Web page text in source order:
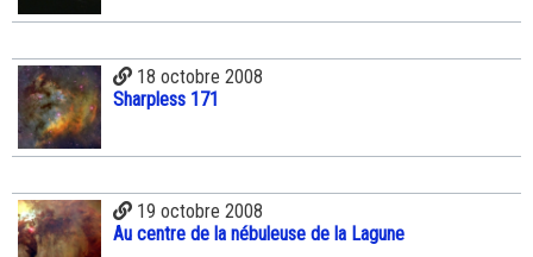
18 octobre 2008
Sharpless 171
19 octobre 2008
Au centre de la nébuleuse de la Lagune